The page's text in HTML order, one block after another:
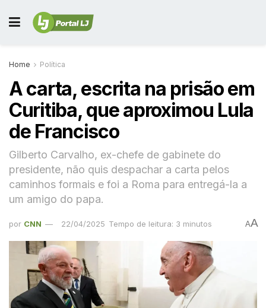
Home Política
A carta, escrita na prisão em
Curitiba, que aproximou Lula
de Francisco
Gilberto Carvalho, ex-chefe de gabinete do
presidente, não quis despachar a carta pelos
caminhos formais e foi a Roma para entregá-la a
um amigo do papa.
por CNN 22/04/2025 Tempo de leitura: 3 minutos AA